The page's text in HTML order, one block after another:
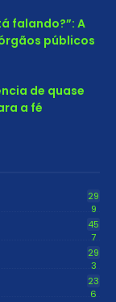
falando?”: A
públicos
de quase
a fé
29
9
45
7
29
3
23
6